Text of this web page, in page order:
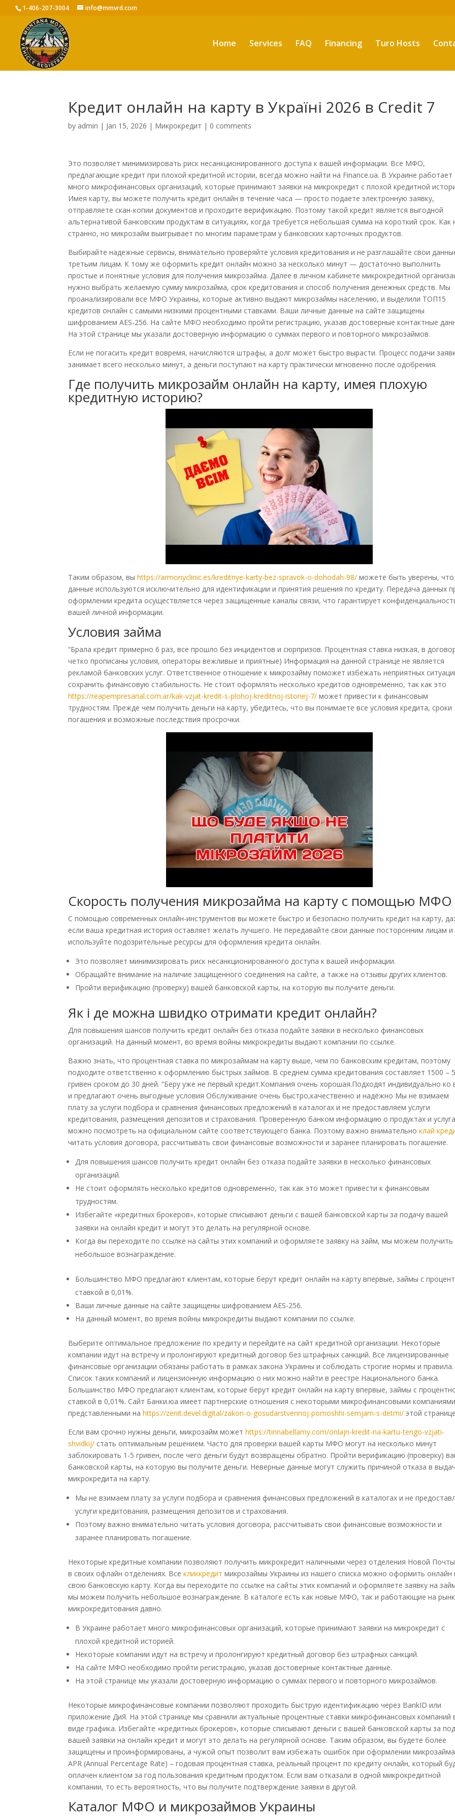
1-406-207-3004 info@mmvrd.com
Home Services FAQ Financing Turo Hosts
Кредит онлайн на карту в Україні 2026 в Credit 7
by admin | Jan 15, 2026 | Микрокредит | 0 comments
Это позволяет минимизировать риск несанкционированного доступа к вашей информации. Все МФО,
предлагающие кредит при плохой кредитной истории, всегда можно найти на Finance.ua. В Украине работает
много микрофинансовых организаций, которые принимают заявки на микрокредит с плохой кредитной
Имея карту, вы можете получить кредит онлайн в течение часа — просто подаете электронную заявку,
отправляете скан-копии документов и проходите верификацию. Поэтому такой кредит является выгодной
альтернативой банковским продуктам в ситуациях, когда требуется небольшая сумма на короткий срок. Как
странно, но микрозайм выигрывает по многим параметрам у банковских карточных продуктов.
Выбирайте надежные сервисы, внимательно проверяйте условия кредитования и не разглашайте свои
третьим лицам. К тому же оформить кредит онлайн можно за несколько минут — достаточно выполнить
простые и понятные условия для получения микрозайма. Далее в личном кабинете микрокредитной
нужно выбрать желаемую сумму микрозайма, срок кредитования и способ получения денежных средств. Мы
проанализировали все МФО Украины, которые активно выдают микрозаймы населению, и выделили ТОП15
кредитов онлайн с самыми низкими процентными ставками. Ваши личные данные на сайте защищены
шифрованием AES-256. На сайте МФО необходимо пройти регистрацию, указав достоверные контактные
На этой странице мы указали достоверную информацию о суммах первого и повторного микрозаймов.
Если не погасить кредит вовремя, начисляются штрафы, а долг может быстро вырасти. Процесс подачи
занимает всего несколько минут, а деньги поступают на карту практически мгновенно после одобрения.
Где получить микрозайм онлайн на карту, имея плохую
кредитную историю?
Таким образом, выhttps://armonyclinic.es/kreditnye-karty-bez-spravok-o-dohodah-98/ можете быть уверены, что
данные используются исключительно для идентификации и принятия решения по кредиту. Передача данных
оформлении кредита осуществляется через защищенные каналы связи, что гарантирует
вашей личной информации.
Условия займа
“Брала кредит примерно 6 раз, все прошло без инцидентов и сюрпризов. Процентная ставка низкая, в
четко прописаны условия, операторы вежливые и приятные) Информация на данной странице не является
рекламой банковских услуг. Ответственное отношение к микрозайму поможет избежать неприятных
сохранить финансовую стабильность. Не стоит оформлять несколько кредитов одновременно, так как это
https://reapempresarial.com.ar/kak-vzjat-kredit-s-plohoj-kreditnoj-istoriej-7/ может привести к финансовым
трудностям. Прежде чем получить деньги на карту, убедитесь, что вы понимаете все условия кредита, сроки
погашения и возможные последствия просрочки.
Скорость получения микрозайма на карту с помощью МФО
С помощью современных онлайн-инструментов вы можете быстро и безопасно получить кредит на карту,
если ваша кредитная история оставляет желать лучшего. Не передавайте свои данные посторонним лицам и
используйте подозрительные ресурсы для оформления кредита онлайн.
Это позволяет минимизировать риск несанкционированного доступа к вашей информации.
Обращайте внимание на наличие защищенного соединения на сайте, а также на отзывы других клиентов.
Пройти верификацию (проверку) вашей банковской карты, на которую вы получите деньги.
Як і де можна швидко отримати кредит онлайн?
Для повышения шансов получить кредит онлайн без отказа подайте заявки в несколько финансовых
организаций. На данный момент, во время войны микрокредиты выдают компании по ссылке.
Важно знать, что процентная ставка по микрозаймам на карту выше, чем по банковским кредитам, поэтому
подходите ответственно к оформлению быстрых займов. В среднем сумма кредитования составляет 1500 –
гривен сроком до 30 дней. “Беру уже не первый кредит.Компания очень хорошая.Подходят индивидуально ко
и предлагают очень выгодные условия Обслуживание очень быстро,качественно и надёжно Мы не взимаем
плату за услуги подбора и сравнения финансовых предложений в каталогах и не предоставляем услуги
кредитования, размещения депозитов и страхования. Проверенную банком информацию о продуктах и
можно посмотреть на официальном сайте соответствующего банка. Поэтому важно внимательноклай
читать условия договора, рассчитывать свои финансовые возможности и заранее планировать погашение.
Для повышения шансов получить кредит онлайн без отказа подайте заявки в несколько финансовых
организаций.
Не стоит оформлять несколько кредитов одновременно, так как это может привести к финансовым
трудностям.
Избегайте «кредитных брокеров», которые списывают деньги с вашей банковской карты за подачу вашей
заявки на онлайн кредит и могут это делать на регулярной основе.
Когда вы переходите по ссылке на сайты этих компаний и оформляете заявку на займ, мы можем получить
небольшое вознаграждение.
Большинство МФО предлагают клиентам, которые берут кредит онлайн на карту впервые, займы с
ставкой в 0,01%.
Ваши личные данные на сайте защищены шифрованием AES-256.
На данный момент, во время войны микрокредиты выдают компании по ссылке.
Выберите оптимальное предложение по кредиту и перейдите на сайт кредитной организации. Некоторые
компании идут на встречу и пролонгируют кредитный договор без штрафных санкций. Все лицензированные
финансовые организации обязаны работать в рамках закона Украины и соблюдать строгие нормы и правила.
Список таких компаний и лицензионную информацию о них можно найти в реестре Национального банка.
Большинство МФО предлагают клиентам, которые берут кредит онлайн на карту впервые, займы с
ставкой в 0,01%. Сайт Банки.юа имеет партнерские отношения с некоторыми микрофинансовыми
представленными наhttps://zenit.devel.digital/zakon-o-gosudarstvennoj-pomoshhi-semjam-s-detmi/ этой
Если вам срочно нужны деньги, микрозайм можетhttps://tinnabellamy.com/onlajn-kredit-na-kartu-tengo-vzjati-
shvidkij/ стать оптимальным решением. Часто для проверки вашей карты МФО могут на несколько минут
заблокировать 1-5 гривен, после чего деньги будут возвращены обратно. Пройти верификацию (проверку)
банковской карты, на которую вы получите деньги. Неверные данные могут служить причиной отказа в
микрокредита на карту.
Мы не взимаем плату за услуги подбора и сравнения финансовых предложений в каталогах и не
услуги кредитования, размещения депозитов и страхования.
Поэтому важно внимательно читать условия договора, рассчитывать свои финансовые возможности и
заранее планировать погашение.
Некоторые кредитные компании позволяют получить микрокредит наличными через отделения Новой
в своих офлайн отделениях. Всекликкредит микрозаймы Украины из нашего списка можно оформить онлайн
свою банковскую карту. Когда вы переходите по ссылке на сайты этих компаний и оформляете заявку на
мы можем получить небольшое вознаграждение. В каталоге есть как новые МФО, так и работающие на
микрокредитования давно.
В Украине работает много микрофинансовых организаций, которые принимают заявки на микрокредит с
плохой кредитной историей.
Некоторые компании идут на встречу и пролонгируют кредитный договор без штрафных санкций.
На сайте МФО необходимо пройти регистрацию, указав достоверные контактные данные.
На этой странице мы указали достоверную информацию о суммах первого и повторного микрозаймов.
Некоторые микрофинансовые компании позволяют проходить быструю идентификацию через BankID или
приложение ДиЯ. На этой странице мы сравнили актуальные процентные ставки микрофинансовых компаний
виде графика. Избегайте «кредитных брокеров», которые списывают деньги с вашей банковской карты за
вашей заявки на онлайн кредит и могут это делать на регулярной основе. Таким образом, вы будете более
защищены и проинформированы, а чужой опыт позволит вам избежать ошибок при оформлении
APR (Annual Percentage Rate) – годовая процентная ставка, реальный процент по кредиту онлайн, который
оплачен клиентом за год пользования кредитным продуктом. Если вам отказали в одной микрокредитной
компании, то есть вероятность, что вы получите подтверждение заявки в другой.
Каталог МФО и микрозаймов Украины